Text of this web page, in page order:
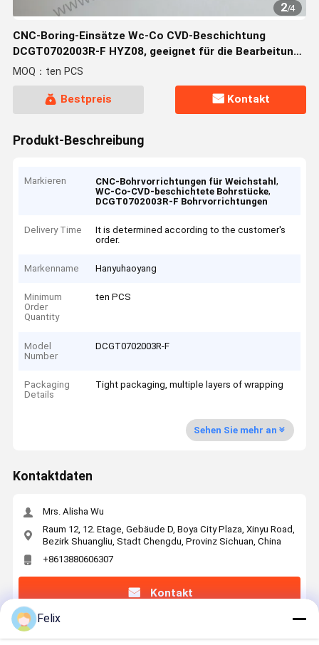
2/4
CNC-Boring-Einsätze Wc-Co CVD-Beschichtung
DCGT0702003R-F HYZ08, geeignet für die Bearbeitung
von weichem Stahl
MOQ：ten PCS
Bestpreis Kontakt
Produkt-Beschreibung
Markieren CNC-Bohrvorrichtungen für Weichstahl,
WC-Co-CVD-beschichtete Bohrstücke,
DCGT0702003R-F Bohrvorrichtungen
Delivery Time
It is determined according to the customer's
order.
Markenname Hanyuhaoyang
Minimum
Order
Quantity
ten PCS
Model
Number
DCGT0702003R-F
Packaging
Details
Tight packaging, multiple layers of wrapping
Sehen Sie mehr an
Kontaktdaten
Mrs. Alisha Wu
Raum 12, 12. Etage, Gebäude D, Boya City Plaza, Xinyu Road,
Bezirk Shuangliu, Stadt Chengdu, Provinz Sichuan, China
+8613880606307
Kontakt
Felix